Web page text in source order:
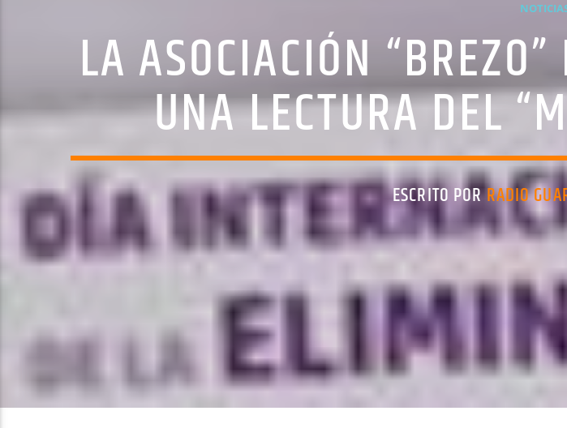
LA ASOCIACIÓN
UNA LECTURA DEL
ESCRITO PORRADIO